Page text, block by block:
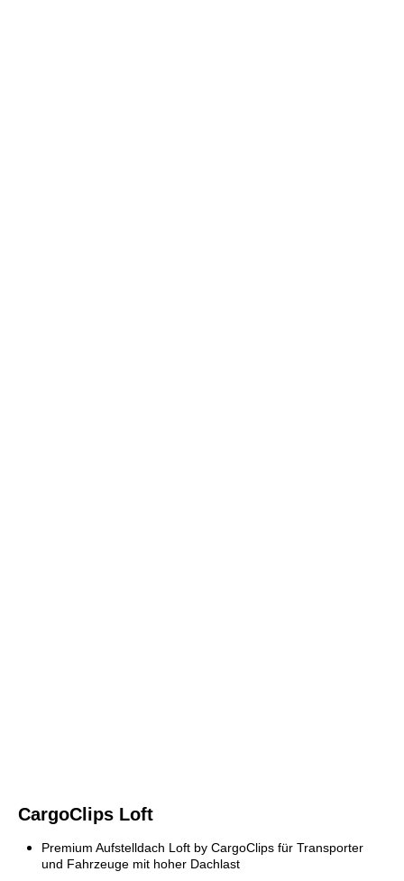
CargoClips Loft
Premium Aufstelldach Loft by CargoClips für Transporter
und Fahrzeuge mit hoher Dachlast